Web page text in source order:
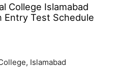
College Islamabad
Entry Test Schedule
Islamabad